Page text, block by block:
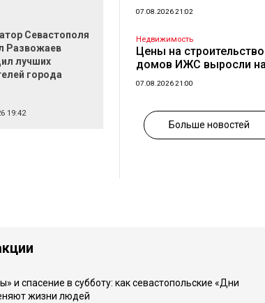
Севастополя
Развожаев
лучших
города
19:42
07.08.2026 21:02
Недвижимость
Цены на строительство
домов ИЖС выросли
07.08.2026 21:00
Больше новостей
и спасение в субботу: как севастопольские «Дни
жизни людей